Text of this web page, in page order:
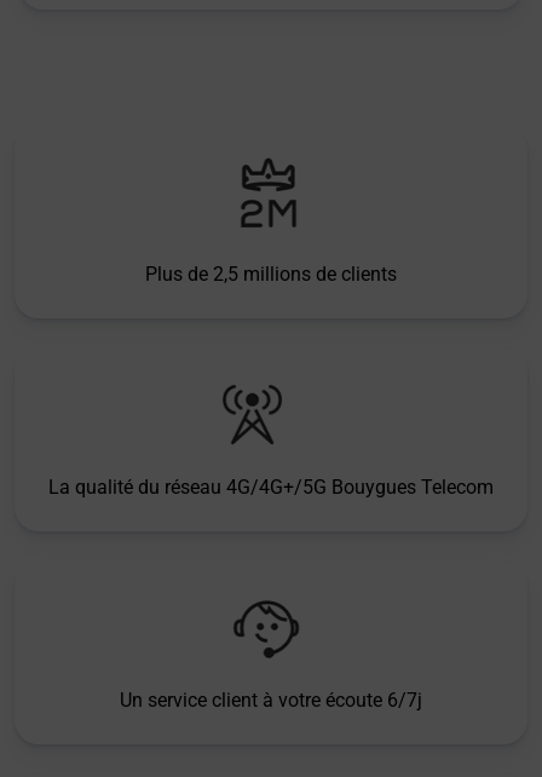
Plus de 2,5 millions de clients
La qualité du réseau 4G/4G+/5G Bouygues Telecom
Un service client à votre écoute 6/7j